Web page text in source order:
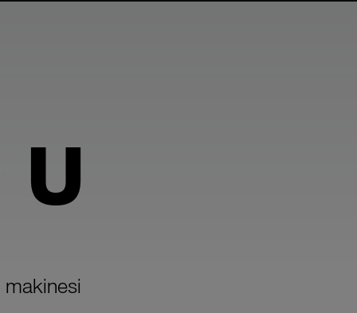
makinesi